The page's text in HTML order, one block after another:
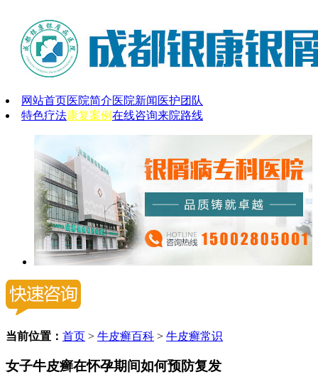
网站首页医院简介医院新闻 医护团队
特色疗法康复案例在线咨询来院路线
当前位置： 首页 > 牛皮癣百科 > 牛皮癣常识
女子牛皮癣在怀孕期间如何预防复发